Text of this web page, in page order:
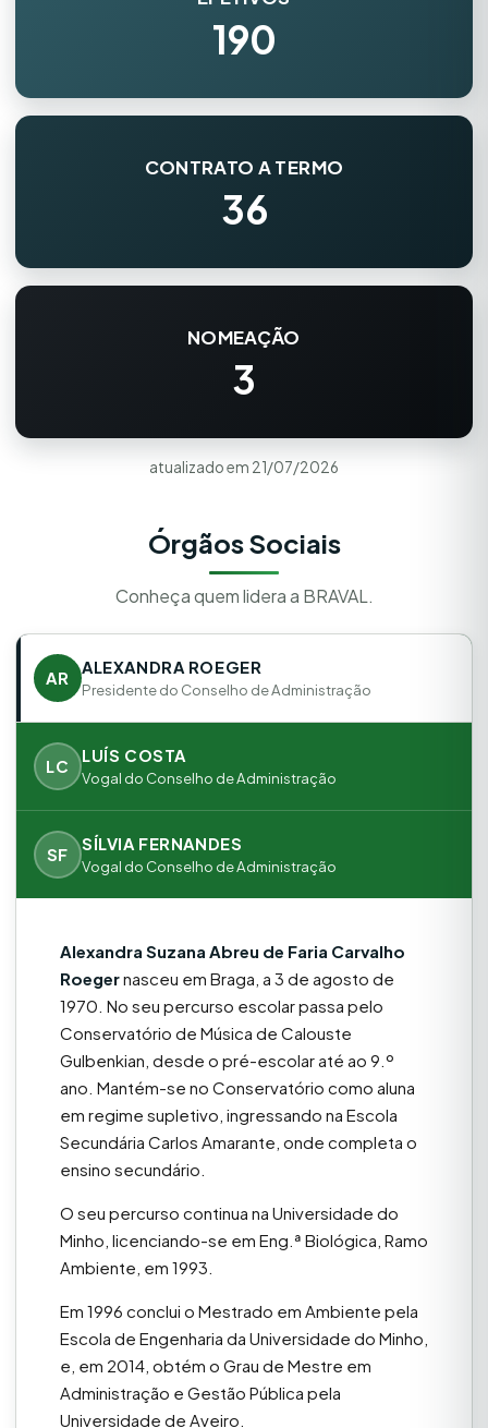
190
CONTRATO A TERMO
36
NOMEAÇÃO
3
atualizado em 21/07/2026
Órgãos Sociais
Conheça quem lidera a BRAVAL.
AR
ALEXANDRA ROEGER
Presidente do Conselho de Administração
LC
LUÍS COSTA
Vogal do Conselho de Administração
SF
SÍLVIA FERNANDES
Vogal do Conselho de Administração
Alexandra Suzana Abreu de Faria Carvalho
Roegernasceu em Braga, a 3 de agosto de
1970. No seu percurso escolar passa pelo
Conservatório de Música de Calouste
Gulbenkian, desde o pré-escolar até ao 9.º
ano. Mantém-se no Conservatório como aluna
em regime supletivo, ingressando na Escola
Secundária Carlos Amarante, onde completa o
ensino secundário.
O seu percurso continua na Universidade do
Minho, licenciando-se em Eng.ª Biológica, Ramo
Ambiente, em 1993.
Em 1996 conclui o Mestrado em Ambiente pela
Escola de Engenharia da Universidade do Minho,
e, em 2014, obtém o Grau de Mestre em
Administração e Gestão Pública pela
Universidade de Aveiro.